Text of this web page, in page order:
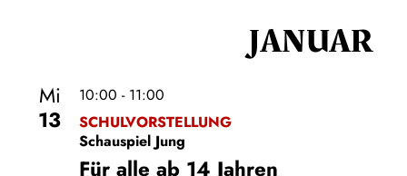
JANUAR
Mi
13
10:00 - 11:00
SCHULVORSTELLUNG
Schauspiel Jung
Für alle ab 14 Jahren